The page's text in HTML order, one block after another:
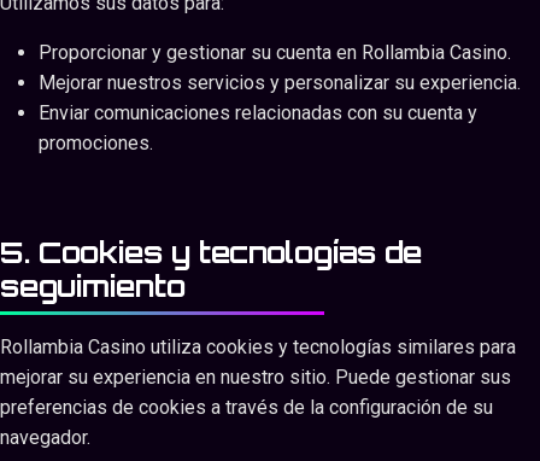
Proporcionar y gestionar su cuenta en Rollambia Casino.
Mejorar nuestros servicios y personalizar su experiencia.
Enviar comunicaciones relacionadas con su cuenta y
promociones.
5. Cookies y tecnologías de
seguimiento
Rollambia Casino utiliza cookies y tecnologías similares para
mejorar su experiencia en nuestro sitio. Puede gestionar sus
preferencias de cookies a través de la configuración de su
navegador.